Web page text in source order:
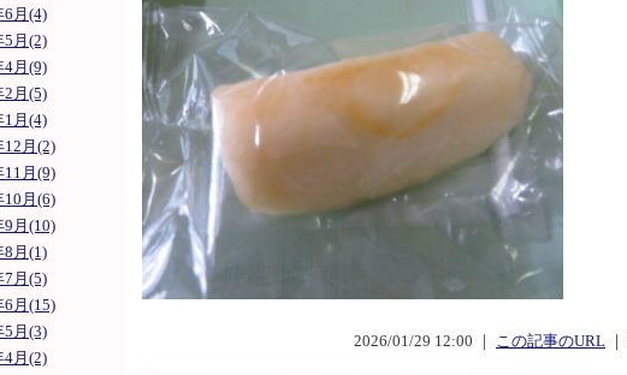
6月(4)
5月(2)
4月(9)
2月(5)
1月(4)
12月(2)
11月(9)
10月(6)
9月(10)
8月(1)
7月(5)
6月(15)
5月(3)
4月(2)
2026/01/29 12:00 ｜ この記事のURL